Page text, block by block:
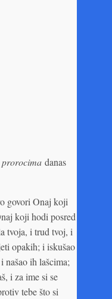
danas
govori Onaj koji
koji hodi posred
tvoja, i trud tvoj, i
opakih; i iskušao
našao ih lašcima;
i za ime si se
tebe što si